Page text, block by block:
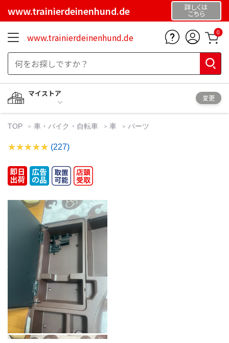
www.trainierdeinenhund.de 詳しくは
こちら
www.trainierdeinenhund.de 0
マイストア
変更
TOP 車・バイク・自転車 車 パーツ
(227)